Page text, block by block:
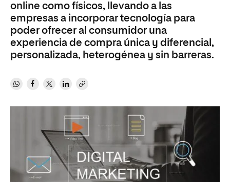
online como físicos, llevando a las
empresas a incorporar tecnología para
poder ofrecer al consumidor una
experiencia de compra única y diferencial,
personalizada, heterogénea y sin barreras.